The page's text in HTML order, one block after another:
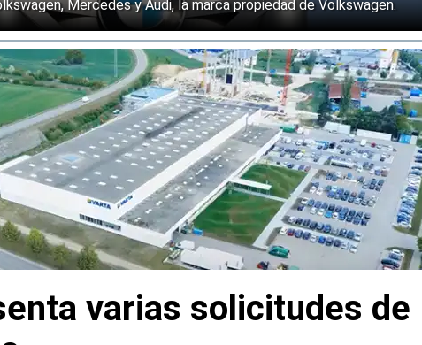
Mercedes y Audi, la marca propiedad de Volkswagen.
varias solicitudes de